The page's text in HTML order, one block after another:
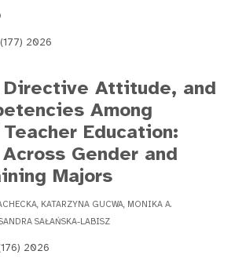
2026
Attitude, and
Among
Education:
Gender and
Majors
KATARZYNA GUCWA, MONIKA A.
SAŁAŃSKA-LABISZ
2026